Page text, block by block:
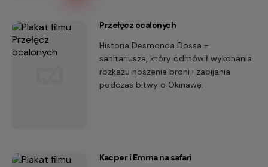
Przełęcz ocalonych
Historia Desmonda Dossa -
sanitariusza, który odmówił wykonania
rozkazu noszenia broni i zabijania
podczas bitwy o Okinawę.
Kacper i Emma na safari